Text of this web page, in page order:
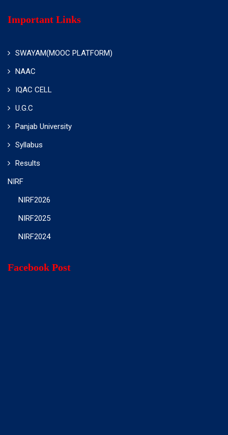
Important Links
SWAYAM(MOOC PLATFORM)
NAAC
IQAC CELL
U.G.C
Panjab University
Syllabus
Results
NIRF
NIRF2026
NIRF2025
NIRF2024
Facebook Post